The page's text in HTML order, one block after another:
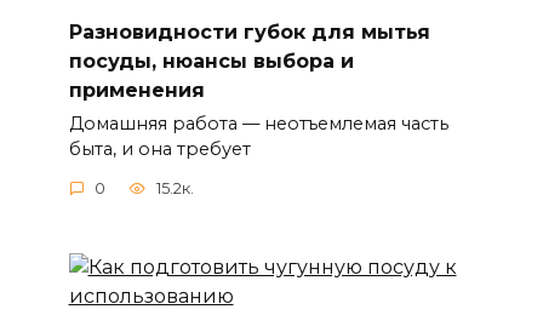
Разновидности губок для мытья
посуды, нюансы выбора и
применения
Домашняя работа — неотъемлемая часть
быта, и она требует
0 15.2к.